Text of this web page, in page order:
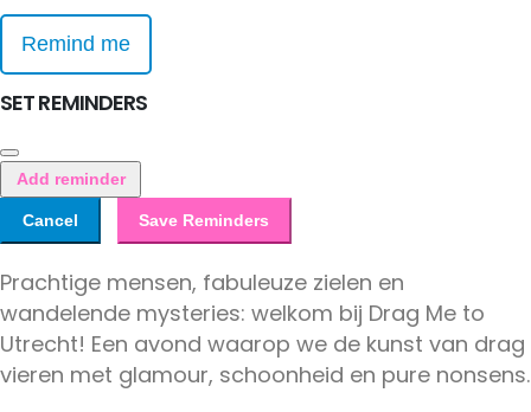
Remind me
SET REMINDERS
Add reminder
Cancel Save Reminders
Prachtige mensen, fabuleuze zielen en
wandelende mysteries: welkom bij Drag Me to
Utrecht! Een avond waarop we de kunst van drag
vieren met glamour, schoonheid en pure nonsens.